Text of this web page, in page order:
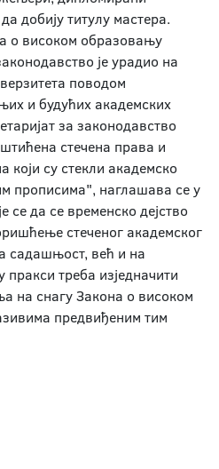
добију титулу мастера.
о високом образовању
је урадио на
поводом
и будућих академских
за законодавство
стечена права и
који су стекли академско
прописима", наглашава се у
се да се временско дејство
стеченог академског
садашњост, већ и на
треба изједначити
на снагу Закона о високом
предвиђеним тим